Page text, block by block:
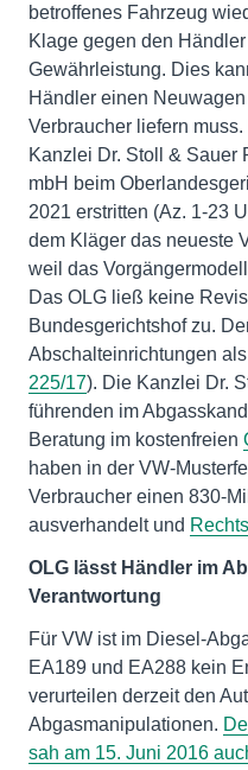
betroffenes Fahrzeug
Klage gegen den
Gewährleistung. Dies
Händler einen
Verbraucher liefern
Kanzlei Dr. Stoll & Sauer
mbH beim
2021 erstritten (Az. 1-23
dem Kläger das neueste
weil das
Das OLG ließ keine
Bundesgerichtshof zu.
Abschalteinrichtungen
225/17). Die Kanzlei Dr.
führenden im
Beratung im kostenfreien
haben in der VW-
Verbraucher einen 830-
ausverhandelt und
OLG lässt Händler im
Verantwortung
Für VW ist im Diesel-
EA189 und EA288 kein
verurteilen derzeit den
Abgasmanipulationen.
sah am 15. Juni 2016